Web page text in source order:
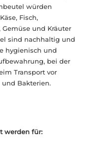
würden
Fisch,
und Kräuter
sind nachhaltig und
hygienisch und
bei der
Transport vor
und Bakterien.
werden für: